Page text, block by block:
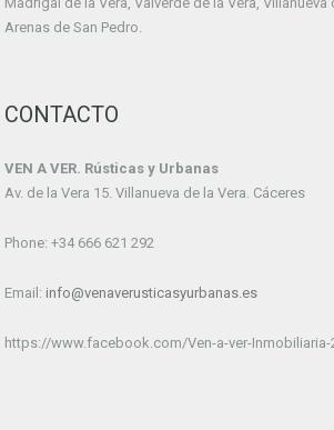
Arenas de San Pedro.
CONTACTO
VEN A VER. Rústicas y Urbanas
Av. de la Vera 15. Villanueva de la Vera. Cáceres
Phone: +34 666 621 292
Email: info@venaverusticasyurbanas.es
https://www.facebook.com/Ven-a-ver-Inmobiliaria-